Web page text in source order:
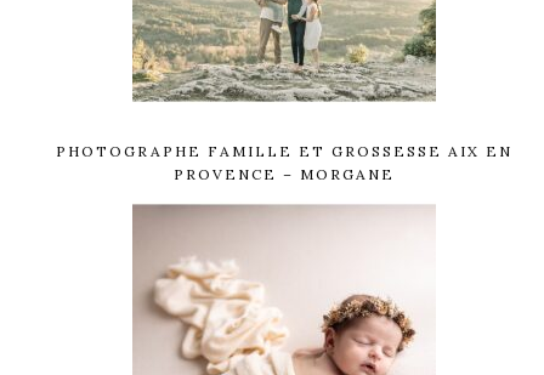
PHOTOGRAPHE FAMILLE ET GROSSESSE AIX EN
PROVENCE – MORGANE